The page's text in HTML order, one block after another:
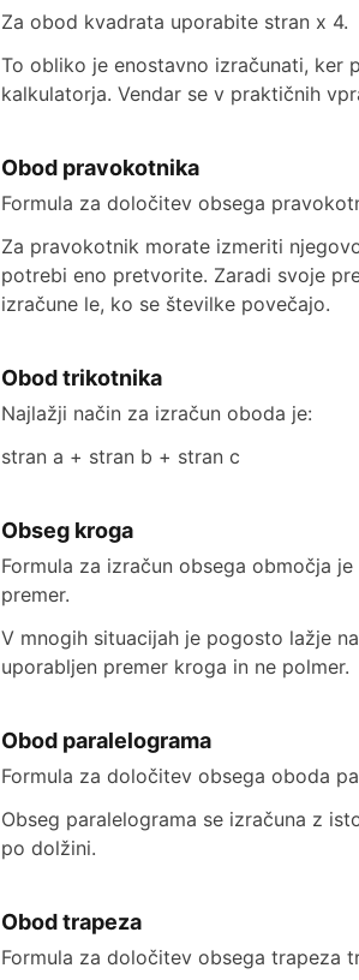
Za obod kvadrata uporabite stran x 4.
To obliko je enostavno izračunati, ker
kalkulatorja. Vendar se v praktičnih
Obod pravokotnika
Formula za določitev obsega
Za pravokotnik morate izmeriti
potrebi eno pretvorite. Zaradi svoje
izračune le, ko se številke povečajo.
Obod trikotnika
Najlažji način za izračun oboda je:
stran a + stran b + stran c
Obseg kroga
Formula za izračun obsega območja
premer.
V mnogih situacijah je pogosto lažje
uporabljen premer kroga in ne polmer.
Obod paralelograma
Formula za določitev obsega oboda
Obseg paralelograma se izračuna z
po dolžini.
Obod trapeza
Formula za določitev obsega trapeza